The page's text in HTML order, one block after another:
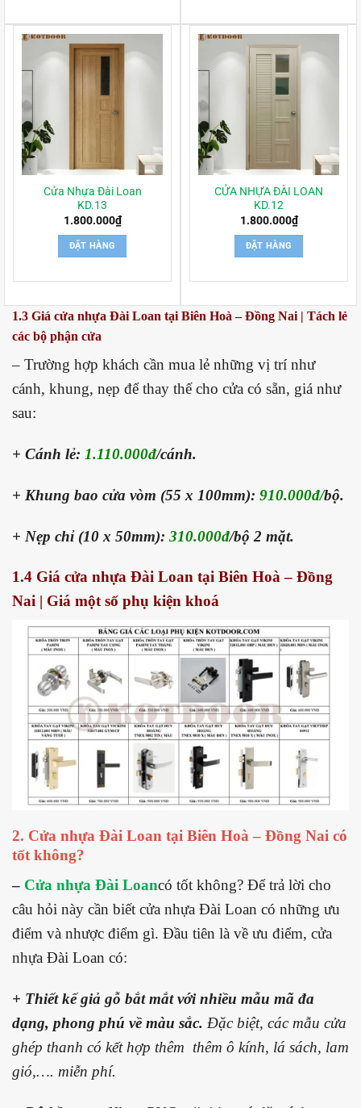
Cửa Nhựa Đài Loan
KD.13
1.800.000₫
ĐẶT HÀNG
CỬA NHỰA ĐÀI LOAN
KD.12
1.800.000₫
ĐẶT HÀNG
1.3 Giá cửa nhựa Đài Loan tại Biên Hoà – Đồng Nai | Tách lẻ
các bộ phận cửa
– Trường hợp khách cần mua lẻ những vị trí như
cánh, khung, nẹp để thay thế cho cửa có sẵn, giá như
sau:
+ Cánh lẻ: 1.110.000đ/cánh.
+ Khung bao cửa vòm (55 x 100mm): 910.000đ/bộ.
+ Nẹp chỉ (10 x 50mm): 310.000đ/bộ 2 mặt.
1.4 Giá cửa nhựa Đài Loan tại Biên Hoà – Đồng
Nai | Giá một số phụ kiện khoá
2. Cửa nhựa Đài Loan tại Biên Hoà – Đồng Nai có
tốt không?
– Cửa nhựa Đài Loancó tốt không? Để trả lời cho
câu hỏi này cần biết cửa nhựa Đài Loan có những ưu
điểm và nhược điểm gì. Đầu tiên là về ưu điểm, cửa
nhựa Đài Loan có:
+ Thiết kế giả gỗ bắt mắt với nhiều mẫu mã đa
dạng, phong phú về màu sắc. Đặc biệt, các mẫu cửa
ghép thanh có kết hợp thêm thêm ô kính, lá sách, lam
gió,…. miễn phí.